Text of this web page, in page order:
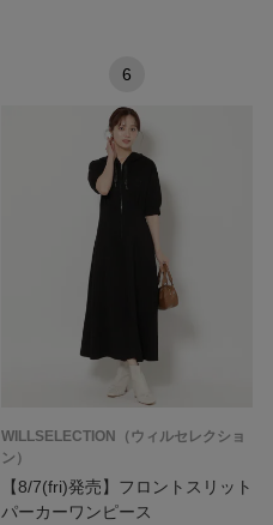
6
WILLSELECTION（ウィルセレクショ
ン）
【8/7(fri)発売】フロントスリット
パーカーワンピース